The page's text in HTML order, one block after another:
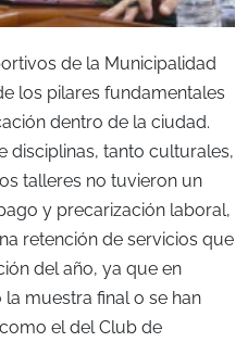
de la Municipalidad
los pilares fundamentales
dentro de la ciudad.
disciplinas, tanto culturales,
talleres no tuvieron un
y precarización laboral,
retención de servicios que
del año, ya que en
muestra final o se han
el del Club de